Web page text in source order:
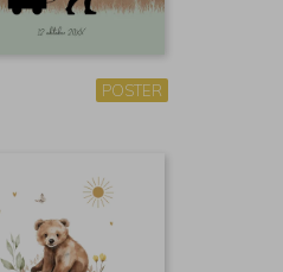
POSTER